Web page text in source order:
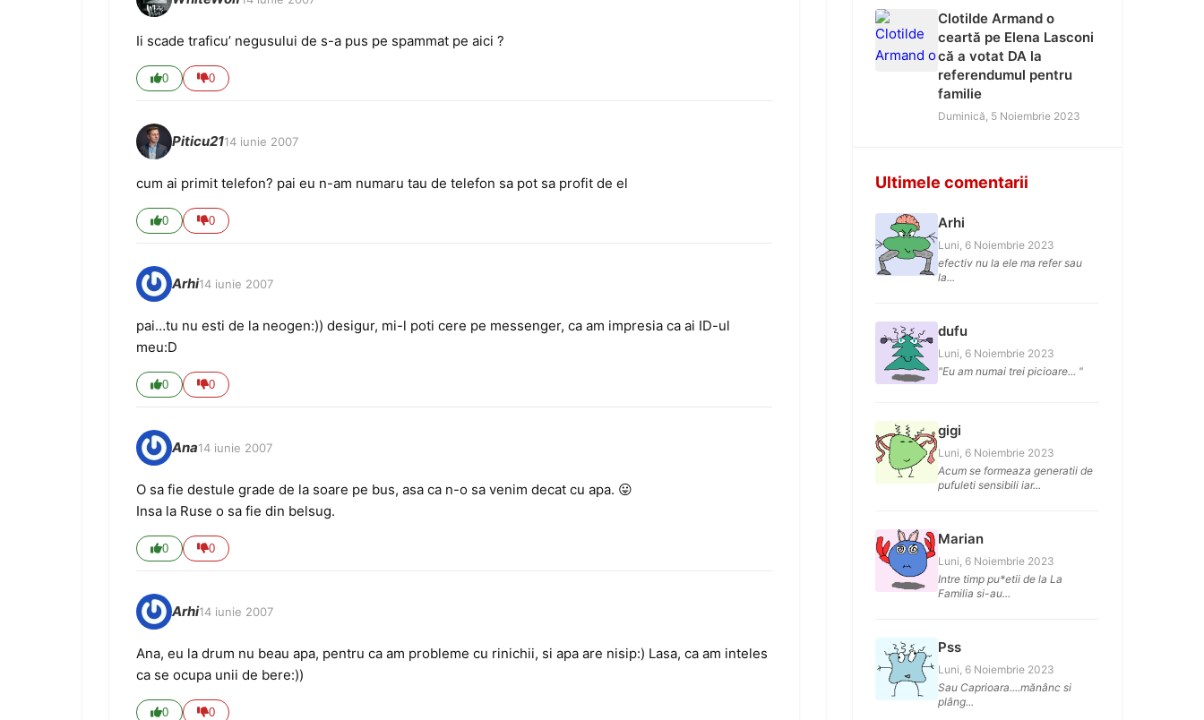
Ii scade traficu’ negusului de s-a pus pe spammat pe aici ?
0 0
Piticu2114 iunie 2007
cum ai primit telefon? pai eu n-am numaru tau de telefon sa pot sa profit de el
0 0
Arhi14 iunie 2007
pai…tu nu esti de la neogen:)) desigur, mi-l poti cere pe messenger, ca am impresia ca ai ID-ul
meu:D
0 0
Ana14 iunie 2007
O sa fie destule grade de la soare pe bus, asa ca n-o sa venim decat cu apa. 😛
Insa la Ruse o sa fie din belsug.
0 0
Arhi14 iunie 2007
Ana, eu la drum nu beau apa, pentru ca am probleme cu rinichii, si apa are nisip:) Lasa, ca am inteles
ca se ocupa unii de bere:))
0 0
Clotilde Armand o
ceartă pe Elena Lasconi
că a votat DA la
referendumul pentru
familie
Duminică, 5 Noiembrie 2023
Ultimele comentarii
Arhi
Luni, 6 Noiembrie 2023
efectiv nu la ele ma refer sau
la...
dufu
Luni, 6 Noiembrie 2023
"Eu am numai trei picioare... "
gigi
Luni, 6 Noiembrie 2023
Acum se formeaza generatii de
pufuleti sensibili iar...
Marian
Luni, 6 Noiembrie 2023
Intre timp pu*etii de la La
Familia si-au...
Pss
Luni, 6 Noiembrie 2023
Sau Caprioara....mănânc si
plâng...